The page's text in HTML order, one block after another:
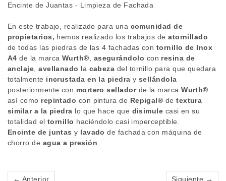
Encinte de Juantas - Limpieza de Fachada
En este trabajo, realizado para una comunidad de
propietarios, hemos realizado los trabajos deatornillado
de todas las piedras de las 4 fachadas con tornillo de Inox
A4de la marca Wurth® asegurándolo con resina de
anclaje ,avellanado la cabeza del tornillo para que quedara
totalmente incrustada en la piedra ysellándola
posteriormente con mortero selladorde la marcaWurth®
así como repintado con pintura de Repigal® detextura
similar a la piedra lo que hace que disimule casi en su
totalidad el tornillo haciéndolo casi imperceptible.
Encinte de juntas y lavado de fachada con máquina de
chorro de agua a presión
← Anterior Siguiente →